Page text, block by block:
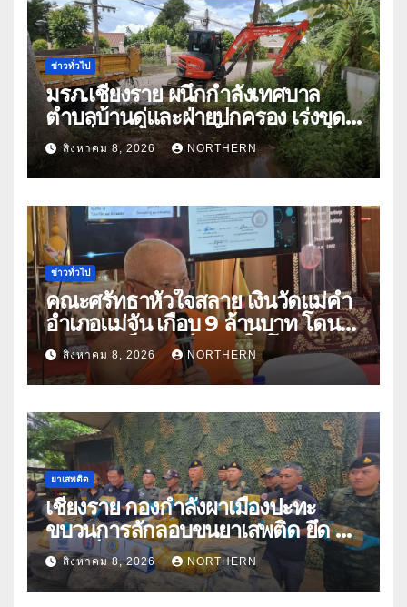
ข่าวทั่วไป
มรภ.เชียงราย ผนึกกำลังเทศบาล
ตำบลบ้านดู่และฝ่ายปกครอง เร่งขุด
ลอกสิ่งกีดขวางทางน้ำ ป้องกันและลด
ปัญหาน้ำท่วม
สิงหาคม 8, 2026 NORTHERN
ข่าวทั่วไป
คณะศรัทธาหัวใจสลาย เงินวัดแม่คำ
อำเภอแม่จัน เกือบ 9 ล้านบาท โดน
แก๊งคอลเซ็นเตอร์หลอกให้โอนข้าม
ปีกว่า 66 บัญชี
สิงหาคม 8, 2026 NORTHERN
ยาเสพติด
เชียงราย กองกำลังผาเมืองปะทะ
ขบวนการลักลอบขนยาเสพติด ยึด 2
ล้านเม็ด
สิงหาคม 8, 2026 NORTHERN